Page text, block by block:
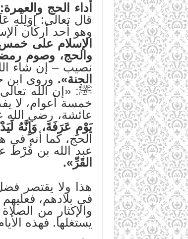
أداء الحج والعمرة:
قال تعالى: ]وَلِلَّهِ
وهو أحد أركان
الإسلام على خمس:
والحج، وصوم
نصيب – إن شاء
الجنة». وروى ابن
ﷺ: «إن الله
خمسة أعوام، لا
عائشة، رضي الله
يَوْمِ عَرَفَةَ، وَإِنَّهُ
الحج، كما أنه في
عبد الله بن قُرْط
القَرِّ».
هذا ولا يقتصر
في بلادهم،
والإكثار من
يستغلها. فهذه